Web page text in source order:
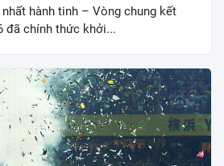
hành tinh – Vòng chung kết
đã chính thức khởi...